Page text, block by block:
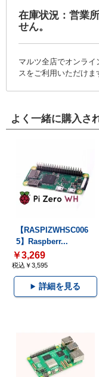
在庫状況：営業
せん。
マルツ全店でオンラ
スをご利用いただけま
よく一緒に購入さ
【RASPIZWHSC006
5】Raspberr...
￥3,269
税込￥3,595
詳細を見る